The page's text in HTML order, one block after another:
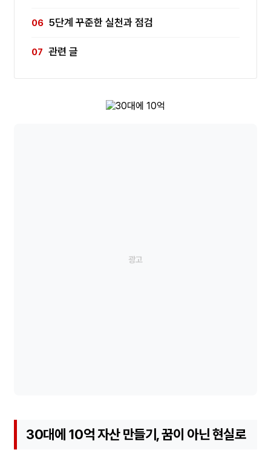
5단계 꾸준한 실천과 점검
관련 글
30대에 10억 자산 만들기, 꿈이 아닌 현실로